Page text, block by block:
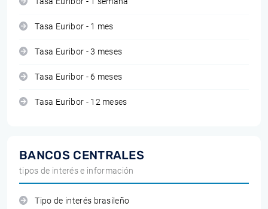
Tasa Euribor - 1 mes
Tasa Euribor - 3 meses
Tasa Euribor - 6 meses
Tasa Euribor - 12 meses
BANCOS CENTRALES
tipos de interés e información
Tipo de interés brasileño